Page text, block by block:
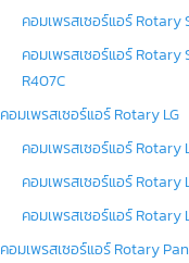
คอมเพรสเซอร์แอร์ Rotary
คอมเพรสเซอร์แอร์ Rotary
R407C
คอมเพรสเซอร์แอร์ Rotary LG
คอมเพรสเซอร์แอร์ Rotary
คอมเพรสเซอร์แอร์ Rotary
คอมเพรสเซอร์แอร์ Rotary
คอมเพรสเซอร์แอร์ Rotary